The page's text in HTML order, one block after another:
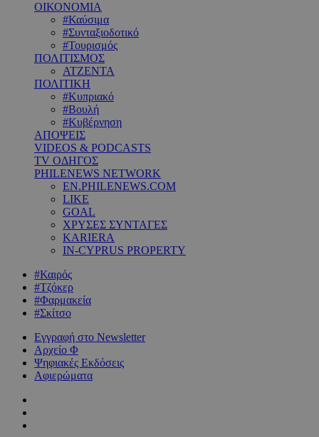
ΟΙΚΟΝΟΜΙΑ
#Καύσιμα
#Συνταξιοδοτικό
#Τουρισμός
ΠΟΛΙΤΙΣΜΟΣ
ΑΤΖΕΝΤΑ
ΠΟΛΙΤΙΚΗ
#Κυπριακό
#Βουλή
#Κυβέρνηση
ΑΠΟΨΕΙΣ
VIDEOS & PODCASTS
TV ΟΔΗΓΟΣ
PHILENEWS NETWORK
EN.PHILENEWS.COM
LIKE
GOAL
ΧΡΥΣΕΣ ΣΥΝΤΑΓΕΣ
KARIERA
IN-CYPRUS PROPERTY
#Καιρός
#Τζόκερ
#Φαρμακεία
#Σκίτσο
Εγγραφή στο Newsletter
Αρχείο Φ
Ψηφιακές Εκδόσεις
Αφιερώματα